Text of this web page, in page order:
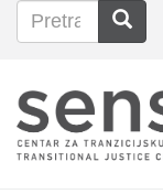
Skoči
na
Search
Pretraga